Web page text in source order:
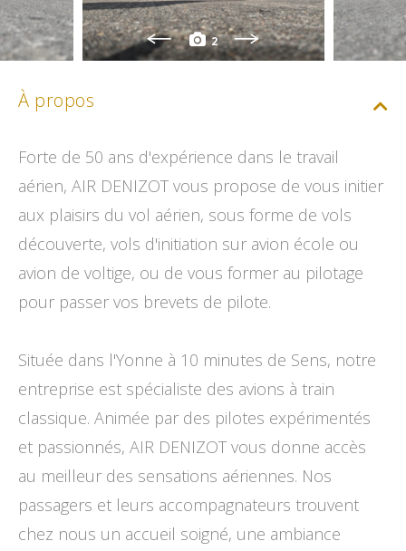
2
À propos
Forte de 50 ans d'expérience dans le travail
aérien, AIR DENIZOT vous propose de vous initier
aux plaisirs du vol aérien, sous forme de vols
découverte, vols d'initiation sur avion école ou
avion de voltige, ou de vous former au pilotage
pour passer vos brevets de pilote.
Située dans l'Yonne à 10 minutes de Sens, notre
entreprise est spécialiste des avions à train
classique. Animée par des pilotes expérimentés
et passionnés, AIR DENIZOT vous donne accès
au meilleur des sensations aériennes. Nos
passagers et leurs accompagnateurs trouvent
chez nous un accueil soigné, une ambiance